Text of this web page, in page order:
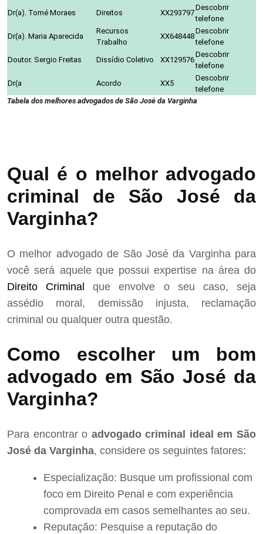
Dr(a). Tomé Moraes
Direitos XX293797
Descobrir
telefone
Dr(a). Maria Aparecida
Recursos
Trabalho
XX648448
Descobrir
telefone
Doutor. Sergio Freitas
Dissídio Coletivo XX129576
Descobrir
telefone
Dr(a
Acordo XX5
Descobrir
telefone
Tabela dos melhores advogados de São José da Varginha
Qual é o melhor advogado
criminal de São José da
Varginha?
O melhor advogado de São José da Varginha para
você será aquele que possui expertise na área do
Direito Criminal que envolve o seu caso, seja
assédio moral, demissão injusta, reclamação
criminal ou qualquer outra questão.
Como escolher um bom
advogado em São José da
Varginha?
Para encontrar o advogado criminal ideal em São
José da Varginha, considere os seguintes fatores:
Especialização: Busque um profissional com
foco em Direito Penal e com experiência
comprovada em casos semelhantes ao seu.
Reputação: Pesquise a reputação do